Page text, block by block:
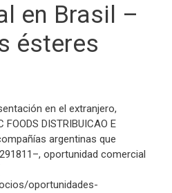
en Brasil –
ésteres
en el extranjero,
DISTRIBUICAO E
argentinas que
oportunidad comercial
oportunidades-